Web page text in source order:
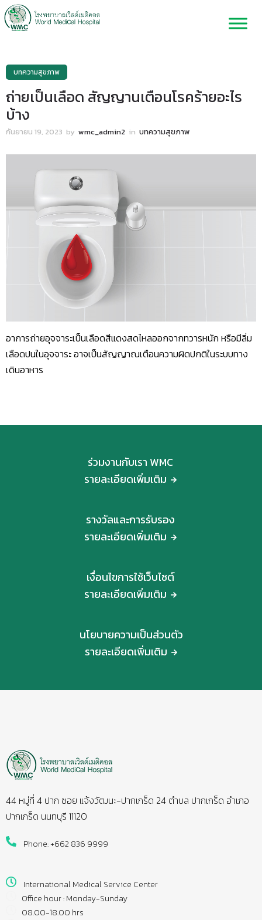
บทความสุขภาพ
ถ่ายเป็นเลือด สัญญานเตือนโรคร้ายอะไร
บ้าง
กันยายน 19, 2023 by wmc_admin2 in บทความสุขภาพ
อาการถ่ายอุจจาระเป็นเลือดสีแดงสดไหลออกจากทวารหนัก หรือมีลิ่ม
เลือดปนในอุจจาระ อาจเป็นสัญญาณเตือนความผิดปกติในระบบทาง
เดินอาหาร
ร่วมงานกับเรา WMC
รายละเอียดเพิ่มเติม
รางวัลและการรับรอง
รายละเอียดเพิ่มเติม
เงื่อนไขการใช้เว็บไซต์
รายละเอียดเพิ่มเติม
นโยบายความเป็นส่วนตัว
รายละเอียดเพิ่มเติม
44 หมู่ที่ 4 ปาก ซอย แจ้งวัฒนะ-ปากเกร็ด 24 ตำบล ปากเกร็ด อำเภอ
ปากเกร็ด นนทบุรี 11120
Phone: +662 836 9999
International Medical Service Center
Office hour : Monday-Sunday
08.00-18.00 hrs